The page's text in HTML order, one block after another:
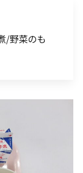
/野菜のも